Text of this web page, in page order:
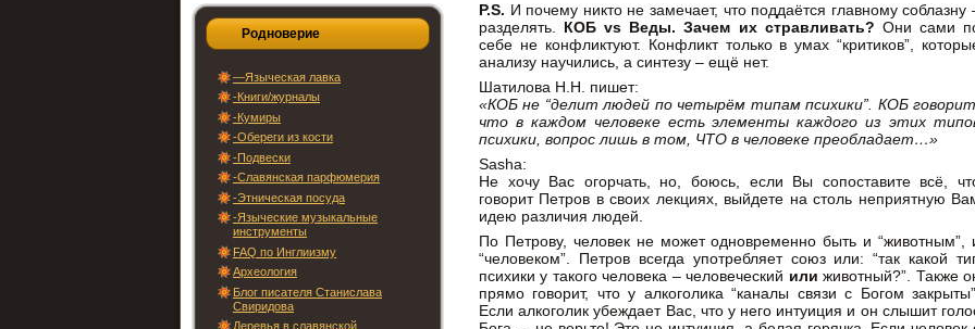
Родноверие
—Языческая лавка
-Книги/журналы
-Кумиры
-Обереги из кости
-Подвески
-Славянская парфюмерия
-Этническая посуда
-Языческие музыкальные
инструменты
FAQ по Инглиизму
Археология
Блог писателя Станислава
Свиридова
Деревья в славянской
P.S. И почему никто не замечает, что поддаётся главному соблазну
разделять. КОБ vs Веды. Зачем их стравливать? Они сами
себе не конфликтуют. Конфликт только в умах “критиков”,
анализу научились, а синтезу – ещё нет.
Шатилова Н.Н. пишет:
«КОБ не “делит людей по четырём типам психики”. КОБ
что в каждом человеке есть элементы каждого из этих
психики, вопрос лишь в том, ЧТО в человеке преобладает…»
Sasha:
Не хочу Вас огорчать, но, боюсь, если Вы сопоставите всё,
говорит Петров в своих лекциях, выйдете на столь неприятную
идею различия людей.
По Петрову, человек не может одновременно быть и “животным”,
“человеком”. Петров всегда употребляет союз или: “так какой
психики у такого человека – человеческий или животный?”. Также
прямо говорит, что у алкоголика “каналы связи с Богом
Если алкоголик убеждает Вас, что у него интуиция и он слышит